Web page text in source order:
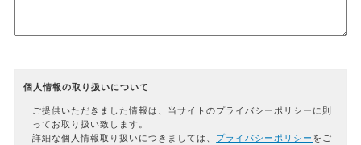
個人情報の取り扱いについて
ご提供いただきました情報は、当サイトのプライバシーポリシーに則
ってお取り扱い致します。
詳細な個人情報取り扱いにつきましては、 プライバシーポリシー をご